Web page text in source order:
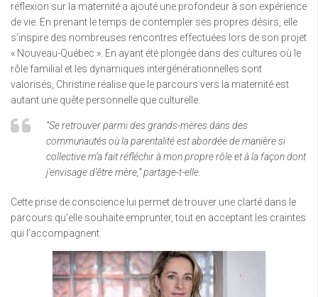
réflexion sur la maternité a ajouté une profondeur à son expérience
de vie. En prenant le temps de contempler ses propres désirs, elle
s’inspire des nombreuses rencontres effectuées lors de son projet
« Nouveau-Québec ». En ayant été plongée dans des cultures où le
rôle familial et les dynamiques intergénérationnelles sont
valorisés, Christine réalise que le parcours vers la maternité est
autant une quête personnelle que culturelle.
“Se retrouver parmi des grands-mères dans des
communautés où la parentalité est abordée de manière si
collective m’a fait réfléchir à mon propre rôle et à la façon dont
j’envisage d’être mère,” partage-t-elle.
Cette prise de conscience lui permet de trouver une clarté dans le
parcours qu’elle souhaite emprunter, tout en acceptant les craintes
qui l’accompagnent.